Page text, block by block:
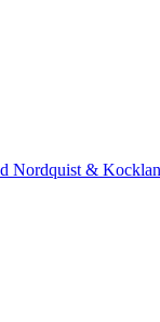
Nordquist &